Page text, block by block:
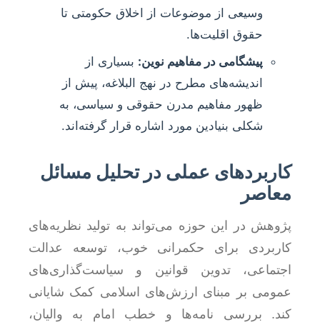
وسیعی از موضوعات از اخلاق حکومتی تا
حقوق اقلیت‌ها.
پیشگامی در مفاهیم نوین: بسیاری از
اندیشه‌های مطرح در نهج البلاغه، پیش از
ظهور مفاهیم مدرن حقوقی و سیاسی، به
شکلی بنیادین مورد اشاره قرار گرفته‌اند.
کاربردهای عملی در تحلیل مسائل
معاصر
پژوهش در این حوزه می‌تواند به تولید نظریه‌های
کاربردی برای حکمرانی خوب، توسعه عدالت
اجتماعی، تدوین قوانین و سیاست‌گذاری‌های
عمومی بر مبنای ارزش‌های اسلامی کمک شایانی
کند. بررسی نامه‌ها و خطب امام به والیان،